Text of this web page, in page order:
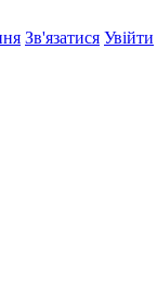
Зв'язатися Увійти